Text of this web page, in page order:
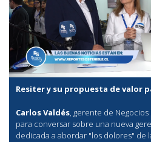
Resiter y su propuesta de valor
Carlos Valdés, gerente de
para conversar sobre una nueva
dedicada a abordar "los dolores" de